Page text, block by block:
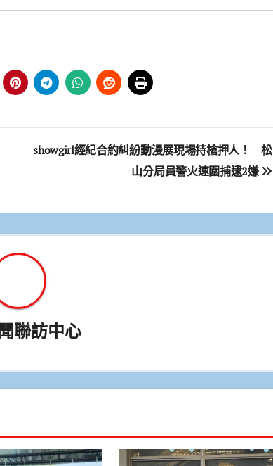
showgirl經紀合約糾紛動漫展現場持槍押人！ 松
山分局員警火速圍捕逮2嫌
聯訪中心